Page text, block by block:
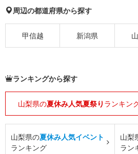
周辺の都道府県から探す
甲信越 新潟県
ランキングから探す
山梨県の夏休み人気夏祭り ランキン
山梨県の夏休み人気イベント
ランキング
山梨
ラン